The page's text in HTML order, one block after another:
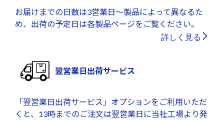
お届けまでの日数は3営業日～製品によって異なるた
め、出荷の予定日は各製品ページをご覧ください。
詳しく見る
翌営業日出荷サービス
「翌営業日出荷サービス」オプションをご利用いただ
くと、13時までのご注文は翌営業日に当社工場より発